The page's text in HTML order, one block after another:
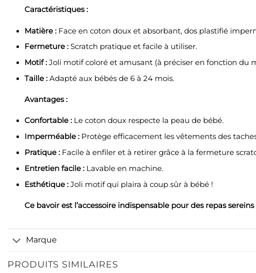
Caractéristiques :
Matière :Face en coton doux et absorbant, dos plastifié
Fermeture :Scratch pratique et facile à utiliser.
Motif :Joli motif coloré et amusant (à préciser en fonction du
Taille :Adapté aux bébés de 6 à 24 mois.
Avantages :
Confortable :Le coton doux respecte la peau de bébé.
Imperméable :Protège efficacement les vêtements des
Pratique :Facile à enfiler et à retirer grâce à la fermeture
Entretien facile :Lavable en machine.
Esthétique :Joli motif qui plaira à coup sûr à bébé !
Ce bavoir est l’accessoire indispensable pour des repas
Marque
PRODUITS SIMILAIRES